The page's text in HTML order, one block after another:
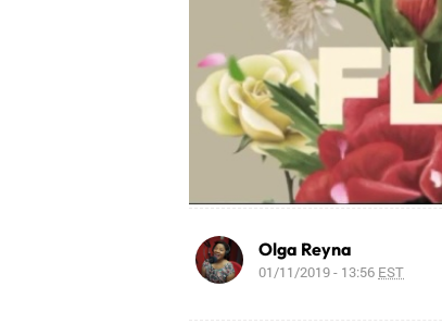
Olga Reyna
01/11/2019 - 13:56 EST